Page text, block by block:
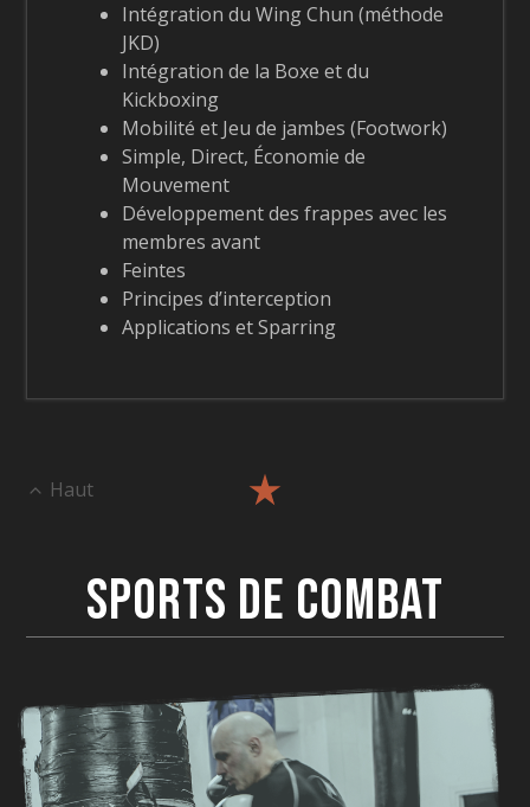
Intégration du Wing Chun (méthode
JKD)
Intégration de la Boxe et du
Kickboxing
Mobilité et Jeu de jambes (Footwork)
Simple, Direct, Économie de
Mouvement
Développement des frappes avec les
membres avant
Feintes
Principes d’interception
Applications et Sparring
Haut
Sports de Combat